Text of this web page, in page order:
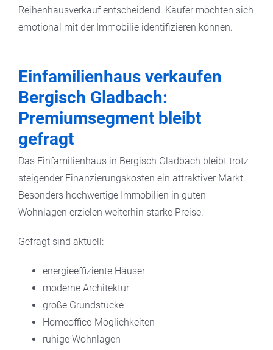
Reihenhausverkauf entscheidend. Käufer möchten sich
emotional mit der Immobilie identifizieren können.
Einfamilienhaus verkaufen
Bergisch Gladbach:
Premiumsegment bleibt
gefragt
Das Einfamilienhaus in Bergisch Gladbach bleibt trotz
steigender Finanzierungskosten ein attraktiver Markt.
Besonders hochwertige Immobilien in guten
Wohnlagen erzielen weiterhin starke Preise.
Gefragt sind aktuell:
energieeffiziente Häuser
moderne Architektur
große Grundstücke
Homeoffice-Möglichkeiten
ruhige Wohnlagen